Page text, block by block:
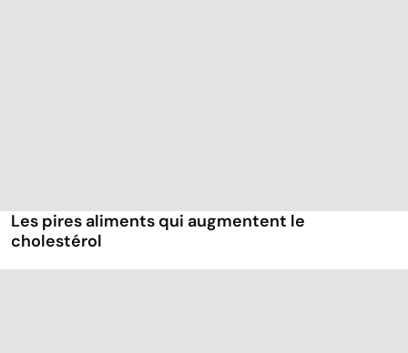
Les pires aliments qui augmentent le
cholestérol